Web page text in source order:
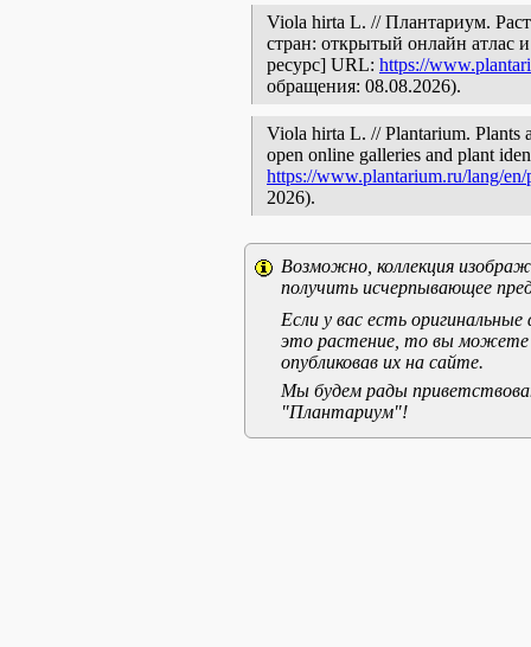
Viola hirta L. // Плантариум.
стран: открытый онлайн атлас
ресурс] URL: https://
обращения: 08.08.2026).
Viola hirta L. // Plantarium. Plants
open online galleries and plant
https://www.plantarium.ru/lang/
2026).
Возможно, коллекция
получить исчерпывающее
Если у вас есть
это растение, то вы можете
опубликовав их на сайте.
Мы будем рады
"Плантариум"!